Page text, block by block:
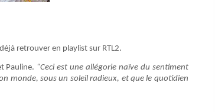
retrouver en playlist sur RTL2.
Pauline. "Ceci est une allégorie naïve du sentiment
monde, sous un soleil radieux, et que le quotidien